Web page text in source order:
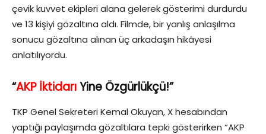
çevik kuvvet ekipleri alana gelerek gösterimi durdurdu
ve 13 kişiyi gözaltına aldı. Filmde, bir yanlış anlaşılma
sonucu gözaltına alınan üç arkadaşın hikâyesi
anlatılıyordu.
“AKP İktidarıYine Özgürlükçü!”
TKP Genel Sekreteri Kemal Okuyan, X hesabından
yaptığı paylaşımda gözaltılara tepki gösterirken “AKP